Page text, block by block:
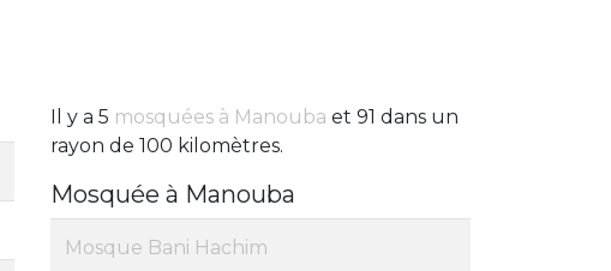
Il y a 5 mosquées à Manouba et 91 dans un
rayon de 100 kilomètres.
Mosquée à Manouba
Mosque Bani Hachim